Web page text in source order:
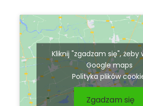
Kliknij "zgadzam się", żeby
Google maps
Polityka plików
Zgadzam się